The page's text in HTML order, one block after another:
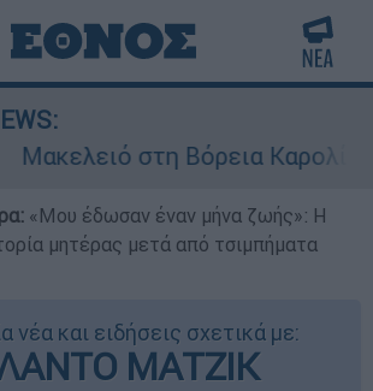
στη Βόρεια Καρολίνα ύστερα
«Μου έδωσαν έναν μήνα ζωής»: Η
μητέρας μετά από τσιμπήματα
νέα και ειδήσεις σχετικά με:
ΜΑΤΖΙΚ